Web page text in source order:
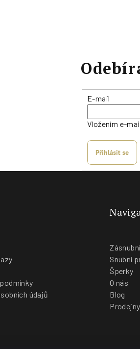
E-mail
Vložením e-
Přihlásit se
údajů
Snubní
Šperky
O nás
Blog
Prodejny